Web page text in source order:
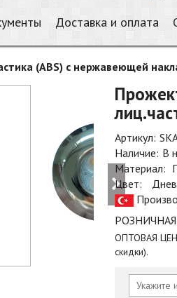
Доставка и оплата
(ABS) с нержавеющей
Артикул:
Наличие: В
Материал:
Цвет:
ОПТОВАЯ
скидки).